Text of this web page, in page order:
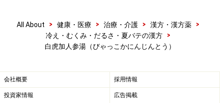
渇きを止めます。甘草と粳米はカラダに必要な水分を補
いながら、清熱薬による胃への負担を軽減。これら4つ
人参が加わることでカラダを潤して元気を補うので、気
と水分が足りない気津両傷に適応した処方になっていま
す。
All About > 健康・医療 > 治療・介護 > 漢方・漢方薬
>
冷え・むくみ・だるさ・夏バテの漢方
>
白虎加人参湯（びゃっこかにんじんとう）
会社概要 採用情報
投資家情報 広告掲載